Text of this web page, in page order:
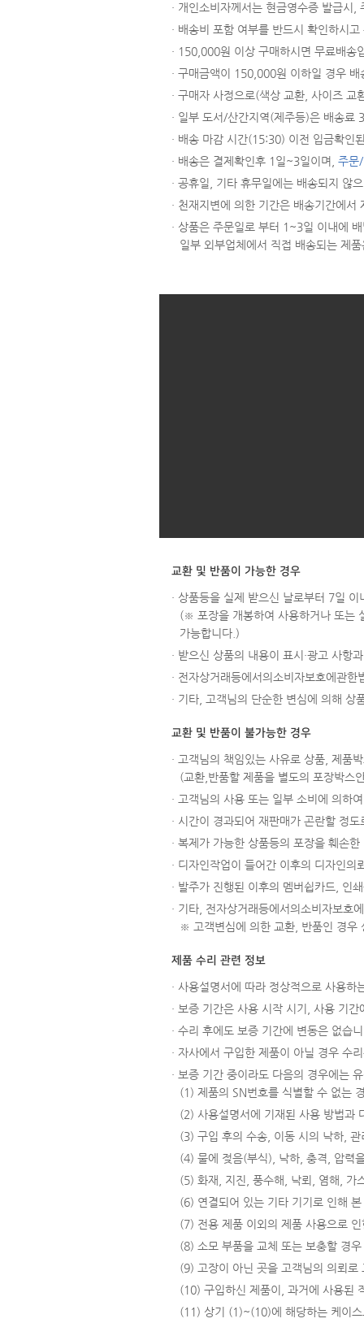
· 개인소비자께서는 현금영수증 발급시,
· 배송비 포함 여부를 반드시 확인하시
· 150,000원 이상 구매하시면 무료배송
· 구매금액이 150,000원 이하일 경우
· 구매자 사정으로(색상 교환, 사이즈
· 일부 도서/산간지역(제주등)은 배송료
· 배송 마감 시간(15:30) 이전 입금확인
· 배송은 결제확인후 1일~3일이며, 주문
· 공휴일, 기타 휴무일에는 배송되지 않
· 천재지변에 의한 기간은 배송기간에서
· 상품은 주문일로 부터 1~3일 이내에
일부 외부업체에서 직접 배송되는 제
교환 및 반품이 가능한 경우
· 상품등을 실제 받으신 날로부터 7일 이
(※ 포장을 개봉하여 사용하거나 또는
가능합니다.)
· 받으신 상품의 내용이 표시·광고 사항
· 전자상거래등에서의소비자보호에관
· 기타, 고객님의 단순한 변심에 의해
교환 및 반품이 불가능한 경우
· 고객님의 책임있는 사유로 상품, 제품
(교환,반품할 제품을 별도의 포장박스
· 고객님의 사용 또는 일부 소비에 의하
· 시간이 경과되어 재판매가 곤란할 정
· 복제가 가능한 상품등의 포장을 훼손
· 디자인작업이 들어간 이후의 디자인
· 발주가 진행된 이후의 멤버쉽카드, 인
· 기타, 전자상거래등에서의소비자보호
※ 고객변심에 의한 교환, 반품인 경우
제품 수리 관련 정보
· 사용설명서에 따라 정상적으로 사용
· 보증 기간은 사용 시작 시기, 사용 기
· 수리 후에도 보증 기간에 변동은 없습
· 자사에서 구입한 제품이 아닐 경우 수
· 보증 기간 중이라도 다음의 경우에는
(1) 제품의 SN번호를 식별할 수 없는
(2) 사용설명서에 기재된 사용 방법과
(3) 구입 후의 수송, 이동 시의 낙하,
(4) 물에 젖음(부식), 낙하, 충격, 압력
(5) 화재, 지진, 풍수해, 낙뢰, 염해, 가
(6) 연결되어 있는 기타 기기로 인해
(7) 전용 제품 이외의 제품 사용으로
(8) 소모 부품을 교체 또는 보충할 경우
(9) 고장이 아닌 곳을 고객님의 의뢰로
(10) 구입하신 제품이, 과거에 사용된
(11) 상기 (1)~(10)에 해당하는 케이